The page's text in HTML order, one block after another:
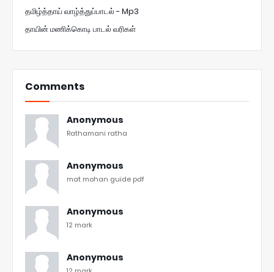
தமிழ்த்தாய் வாழ்த்துப்பாடல் - Mp3
தாயின் மணிக்கொடி பாடல் வரிகள்
Comments
Anonymous
Rathamani ratha
Anonymous
mat mohan guide pdf
Anonymous
12 mark
Anonymous